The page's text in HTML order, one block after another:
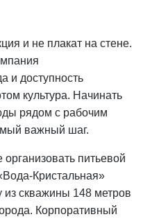
и не плакат на стене.
и доступность
культура. Начинать
рядом с рабочим
важный шаг.
питьевой
Кристальная»
из скважины 148 метров
Корпоративный